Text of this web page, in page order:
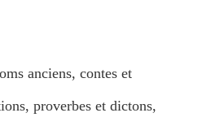
anciens, contes et
proverbes et dictons,